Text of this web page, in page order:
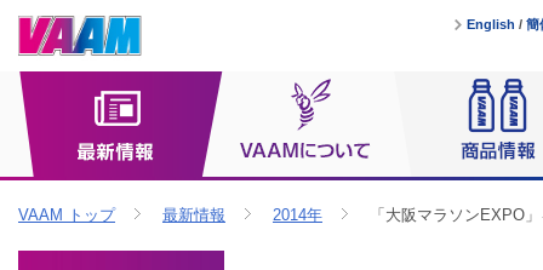
English / 簡
VAAM トップ 最新情報 2014年 「大阪マラソンEXPO